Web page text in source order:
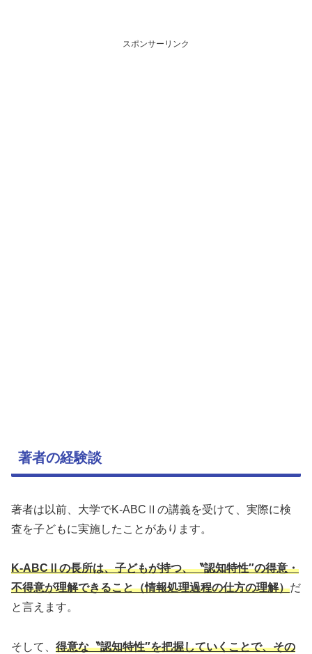
スポンサーリンク
著者の経験談
著者は以前、大学でK-ABCⅡの講義を受けて、実際に検
査を子どもに実施したことがあります。
K-ABCⅡの長所は、子どもが持つ、〝認知特性″の得意・
不得意が理解できること（情報処理過程の仕方の理解）だ
と言えます。
そして、 得意な〝認知特性″を把握していくことで、その